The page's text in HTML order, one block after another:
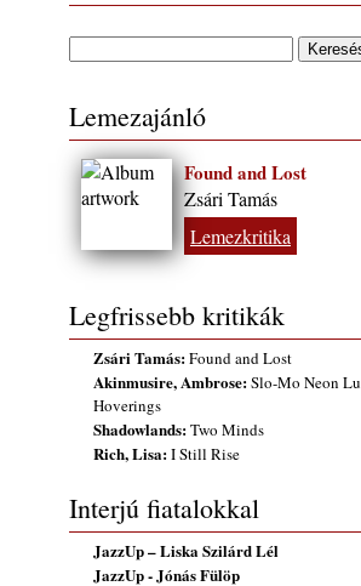
Lemezajánló
Found and Lost
Zsári Tamás
Lemezkritika
Legfrissebb kritikák
Zsári Tamás:Found and Lost
Akinmusire, Ambrose:Slo-Mo Neon
Hoverings
Shadowlands:Two Minds
Rich, Lisa:I Still Rise
Interjú fiatalokkal
JazzUp – Liska Szilárd Lél
JazzUp - Jónás Fülöp